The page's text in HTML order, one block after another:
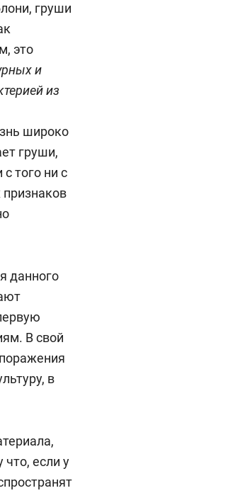
груши
это
и
из
широко
груши,
того ни с
признаков
данного
В свой
в
если у